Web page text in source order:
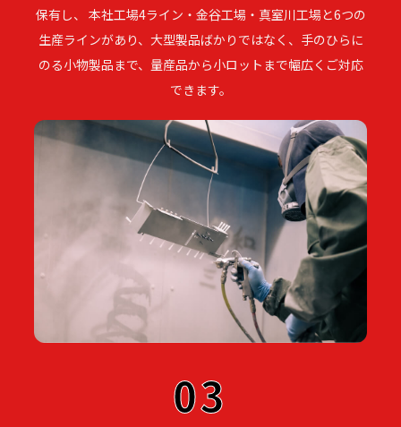
保有し、 本社工場4ライン・金谷工場・真室川工場と6つの
生産ラインがあり、大型製品ばかりではなく、手のひらに
のる小物製品まで、量産品から小ロットまで幅広くご対応
できます。
03